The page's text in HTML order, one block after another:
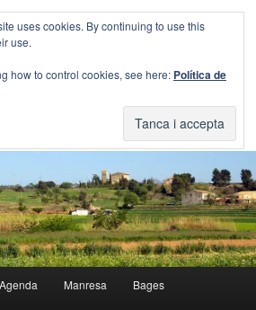
Agenda Manresa Bages
uses cookies. By continuing to use this
use.
how to control cookies, see here: Política de